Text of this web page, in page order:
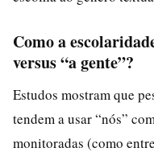
Como a
versus “a gente”?
Estudos mostram que
tendem a usar “nós”
monitoradas (como